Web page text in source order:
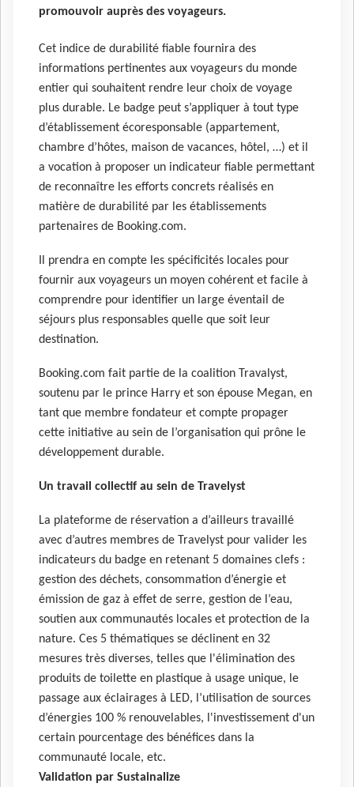
promouvoir auprès des voyageurs.
Cet indice de durabilité fiable fournira des
informations pertinentes aux voyageurs du monde
entier qui souhaitent rendre leur choix de voyage
plus durable. Le badge peut s’appliquer à tout type
d’établissement écoresponsable (appartement,
chambre d’hôtes, maison de vacances, hôtel, …) et il
a vocation à proposer un indicateur fiable permettant
de reconnaître les efforts concrets réalisés en
matière de durabilité par les établissements
partenaires de Booking.com.
Il prendra en compte les spécificités locales pour
fournir aux voyageurs un moyen cohérent et facile à
comprendre pour identifier un large éventail de
séjours plus responsables quelle que soit leur
destination.
Booking.com fait partie de la coalition Travalyst,
soutenu par le prince Harry et son épouse Megan, en
tant que membre fondateur et compte propager
cette initiative au sein de l’organisation qui prône le
développement durable.
Un travail collectif au sein de Travelyst
La plateforme de réservation a d’ailleurs travaillé
avec d’autres membres de Travelyst pour valider les
indicateurs du badge en retenant 5 domaines clefs :
gestion des déchets, consommation d’énergie et
émission de gaz à effet de serre, gestion de l’eau,
soutien aux communautés locales et protection de la
nature. Ces 5 thématiques se déclinent en 32
mesures très diverses, telles que l'élimination des
produits de toilette en plastique à usage unique, le
passage aux éclairages à LED, l’utilisation de sources
d’énergies 100 % renouvelables, l'investissement d'un
certain pourcentage des bénéfices dans la
communauté locale, etc.
Validation par Sustainalize